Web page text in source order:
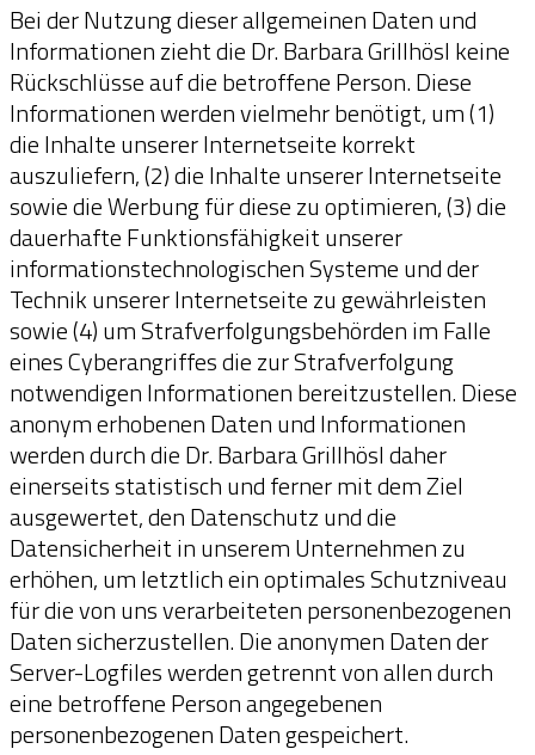
Bei der Nutzung dieser allgemeinen Daten und
Informationen zieht die Dr. Barbara Grillhösl keine
Rückschlüsse auf die betroffene Person. Diese
Informationen werden vielmehr benötigt, um (1)
die Inhalte unserer Internetseite korrekt
auszuliefern, (2) die Inhalte unserer Internetseite
sowie die Werbung für diese zu optimieren, (3) die
dauerhafte Funktionsfähigkeit unserer
informationstechnologischen Systeme und der
Technik unserer Internetseite zu gewährleisten
sowie (4) um Strafverfolgungsbehörden im Falle
eines Cyberangriffes die zur Strafverfolgung
notwendigen Informationen bereitzustellen. Diese
anonym erhobenen Daten und Informationen
werden durch die Dr. Barbara Grillhösl daher
einerseits statistisch und ferner mit dem Ziel
ausgewertet, den Datenschutz und die
Datensicherheit in unserem Unternehmen zu
erhöhen, um letztlich ein optimales Schutzniveau
für die von uns verarbeiteten personenbezogenen
Daten sicherzustellen. Die anonymen Daten der
Server-Logfiles werden getrennt von allen durch
eine betroffene Person angegebenen
personenbezogenen Daten gespeichert.